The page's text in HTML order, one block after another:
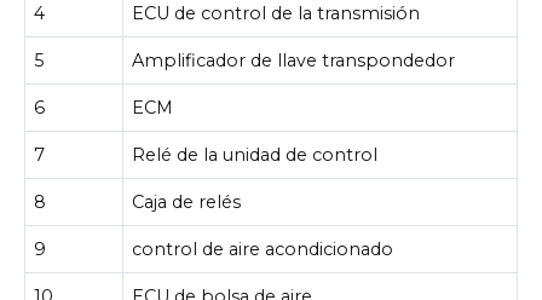
4 ECU de control de la transmisión
5 Amplificador de llave transpondedor
6 ECM
7 Relé de la unidad de control
8 Caja de relés
9 control de aire acondicionado